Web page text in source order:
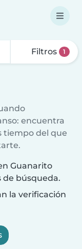
Filtros 1
encuentra
tiempo del que
Guanarito
de búsqueda.
la verificación